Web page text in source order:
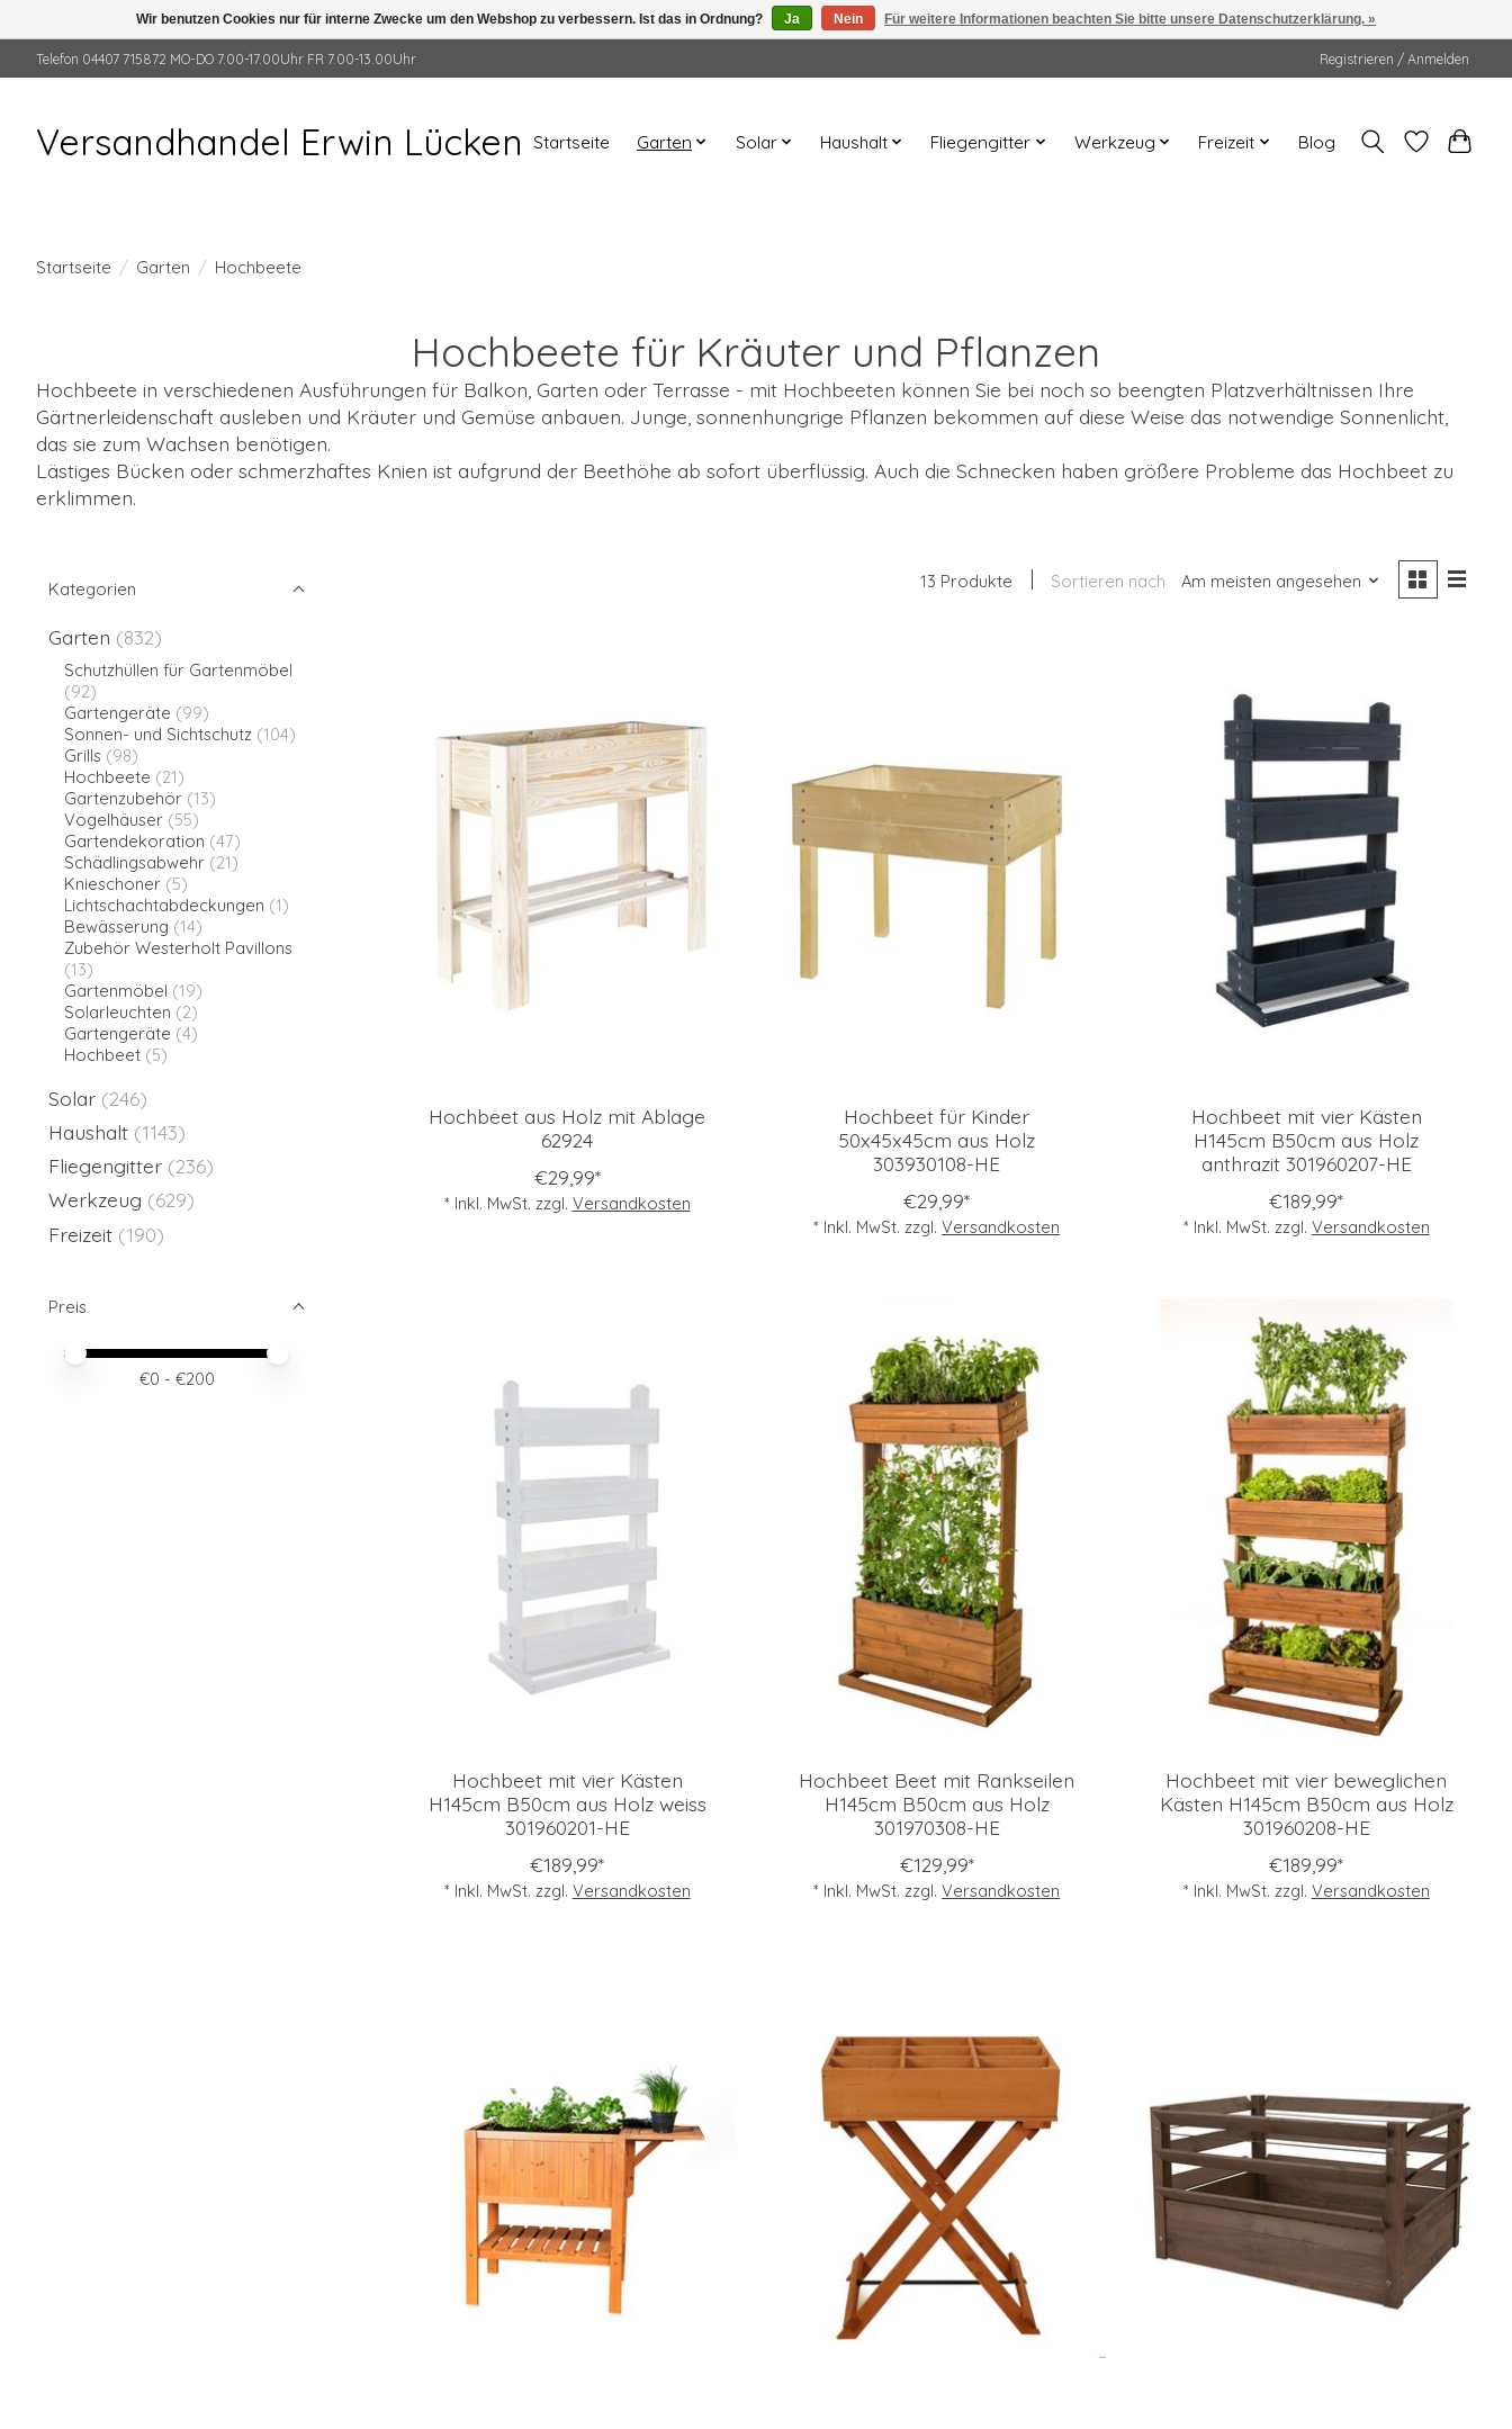
Telefon 04407 715872 MO-DO 7.00-17.00Uhr FR 7.00-13.00Uhr Registrieren / Anmelden
Versandhandel Erwin Lücken Startseite Garten Solar Haushalt Fliegengitter Werkzeug Freizeit Blog
Startseite / Garten / Hochbeete
Hochbeete für Kräuter und Pflanzen
Hochbeete in verschiedenen Ausführungen für Balkon, Garten oder Terrasse - mit Hochbeeten können Sie bei noch so beengten Platzverhältnissen Ihre
Gärtnerleidenschaft ausleben und Kräuter und Gemüse anbauen. Junge, sonnenhungrige Pflanzen bekommen auf diese Weise das notwendige Sonnenlicht,
das sie zum Wachsen benötigen.
Lästiges Bücken oder schmerzhaftes Knien ist aufgrund der Beethöhe ab sofort überflüssig. Auch die Schnecken haben größere Probleme das Hochbeet zu
erklimmen.
Kategorien
Garten (832)
Schutzhüllen für Gartenmöbel
(92)
Gartengeräte (99)
Sonnen- und Sichtschutz (104)
Grills (98)
Hochbeete (21)
Gartenzubehör (13)
Vogelhäuser (55)
Gartendekoration (47)
Schädlingsabwehr (21)
Knieschoner (5)
Lichtschachtabdeckungen (1)
Bewässerung (14)
Zubehör Westerholt Pavillons
(13)
Gartenmöbel (19)
Solarleuchten (2)
Gartengeräte (4)
Hochbeet (5)
Solar (246)
Haushalt (1143)
Fliegengitter (236)
Werkzeug (629)
Freizeit (190)
Preis
Preis – Mindestwert
Price maximum value
€0 - €200
13 Produkte Sortieren nach Am meisten angesehen
Hochbeet aus Holz mit Ablage
62924
€29,99*
* Inkl. MwSt. zzgl. Versandkosten
Hochbeet für Kinder
50x45x45cm aus Holz
303930108-HE
€29,99*
* Inkl. MwSt. zzgl.Versandkosten
Hochbeet mit vier Kästen
H145cm B50cm aus Holz
anthrazit 301960207-HE
€189,99*
* Inkl. MwSt. zzgl. Versandkosten
Hochbeet mit vier Kästen
H145cm B50cm aus Holz weiss
301960201-HE
€189,99*
* Inkl. MwSt. zzgl. Versandkosten
Hochbeet Beet mit Rankseilen
H145cm B50cm aus Holz
301970308-HE
€129,99*
* Inkl. MwSt. zzgl.Versandkosten
Hochbeet mit vier beweglichen
Kästen H145cm B50cm aus Holz
301960208-HE
€189,99*
* Inkl. MwSt. zzgl. Versandkosten
Wir benutzen Cookies nur für interne Zwecke um den Webshop zu verbessern. Ist das in Ordnung? Ja Nein Für weitere Informationen beachten Sie bitte unsere Datenschutzerklärung. »